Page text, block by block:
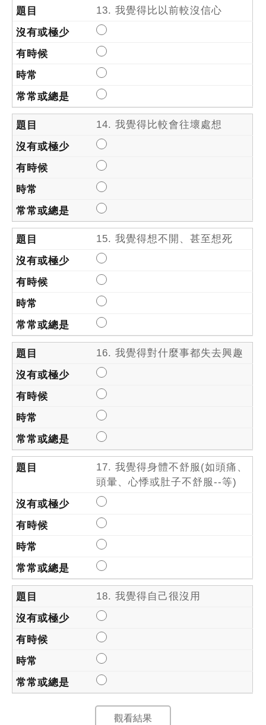
13. 我覺得比以前較沒信心
14. 我覺得比較會往壞處想
15. 我覺得想不開、甚至想死
16. 我覺得對什麼事都失去興趣
17. 我覺得身體不舒服(如頭痛、
頭暈、心悸或肚子不舒服--等)
18. 我覺得自己很沒用
觀看結果